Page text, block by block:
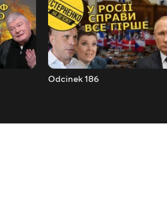
Odcinek 186